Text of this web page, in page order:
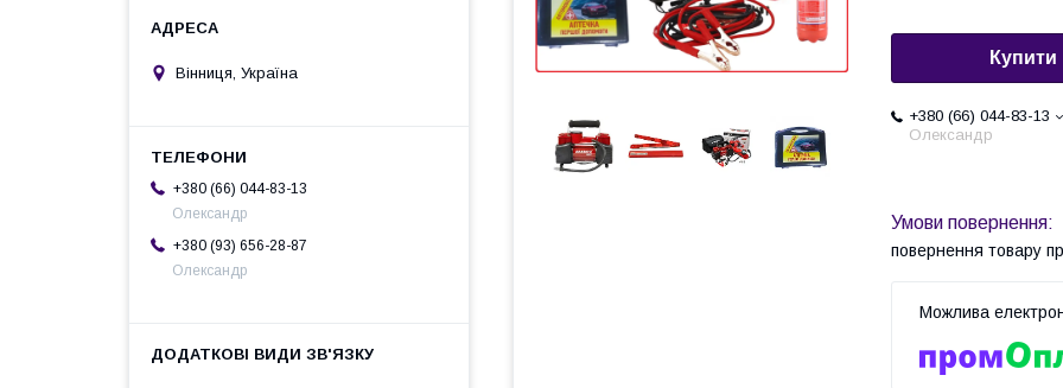
Купити
+380 (66) 044-83-13
Олександр
повернення товару
Вінниця, Україна
+380 (66) 044-83-13
Олександр
+380 (93) 656-28-87
Олександр